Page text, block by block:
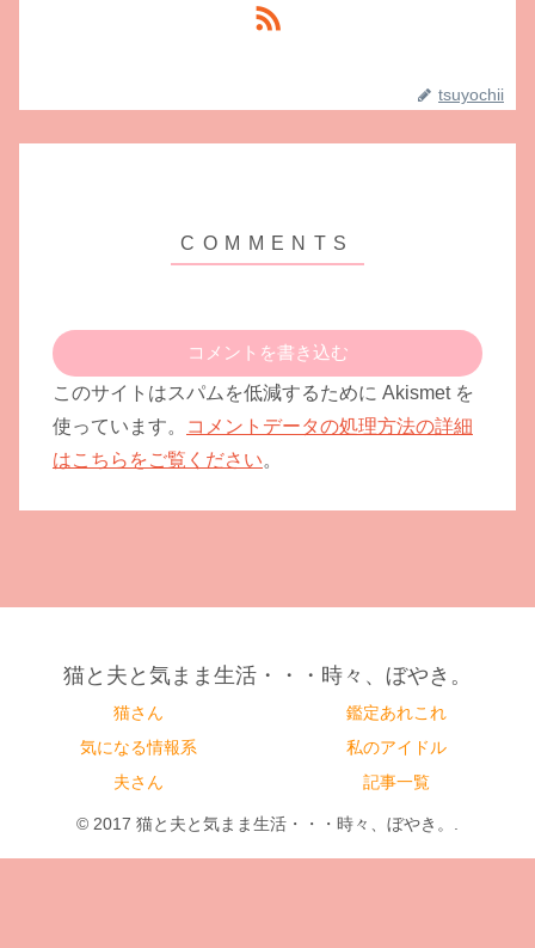
tsuyochii
コメントを書き込む
このサイトはスパムを低減するために Akismet を
使っています。
コメントデータの処理方法の詳細
はこちらをご覧ください。
猫と夫と気まま生活・・・時々、ぼやき。
猫さん
鑑定あれこれ
気になる情報系
私のアイドル
夫さん
記事一覧
© 2017 猫と夫と気まま生活・・・時々、ぼやき。.